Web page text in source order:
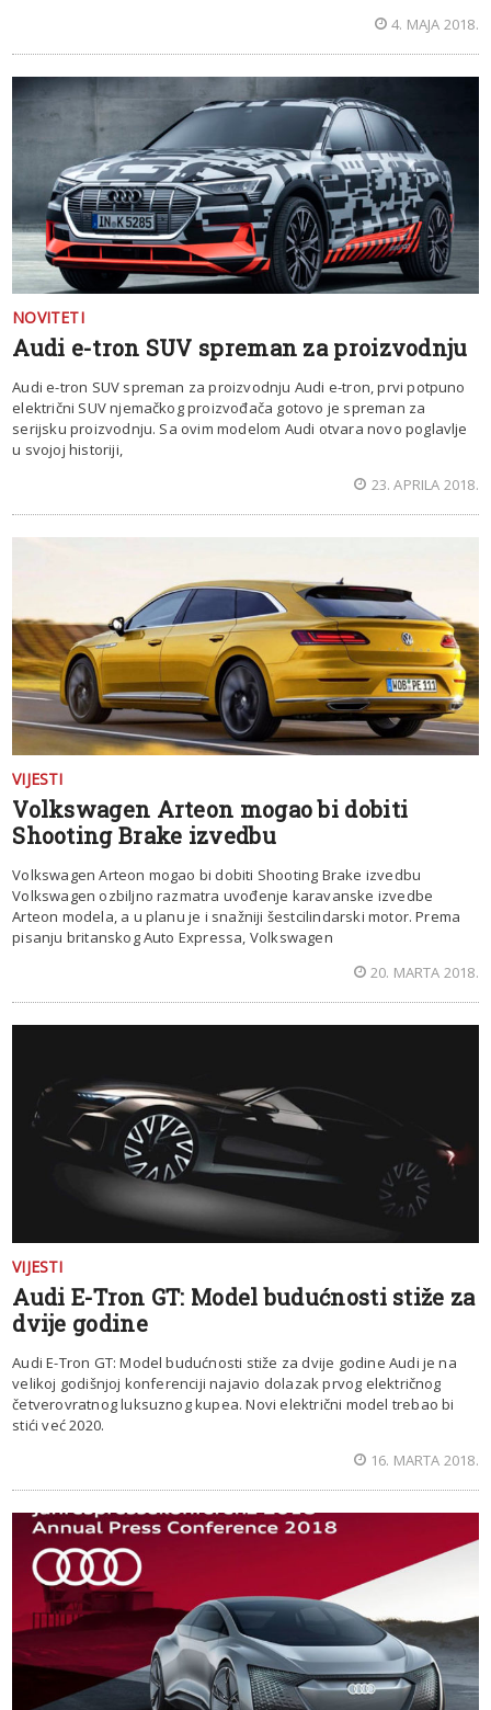
4. MAJA 2018.
NOVITETI
Audi e-tron SUV spreman za proizvodnju
Audi e-tron SUV spreman za proizvodnju Audi e-tron, prvi potpuno
električni SUV njemačkog proizvođača gotovo je spreman za
serijsku proizvodnju. Sa ovim modelom Audi otvara novo poglavlje
u svojoj historiji,
23. APRILA 2018.
VIJESTI
Volkswagen Arteon mogao bi dobiti
Shooting Brake izvedbu
Volkswagen Arteon mogao bi dobiti Shooting Brake izvedbu
Volkswagen ozbiljno razmatra uvođenje karavanske izvedbe
Arteon modela, a u planu je i snažniji šestcilindarski motor. Prema
pisanju britanskog Auto Expressa, Volkswagen
20. MARTA 2018.
VIJESTI
Audi E-Tron GT: Model budućnosti stiže za
dvije godine
Audi E-Tron GT: Model budućnosti stiže za dvije godine Audi je na
velikoj godišnjoj konferenciji najavio dolazak prvog električnog
četverovratnog luksuznog kupea. Novi električni model trebao bi
stići već 2020.
16. MARTA 2018.